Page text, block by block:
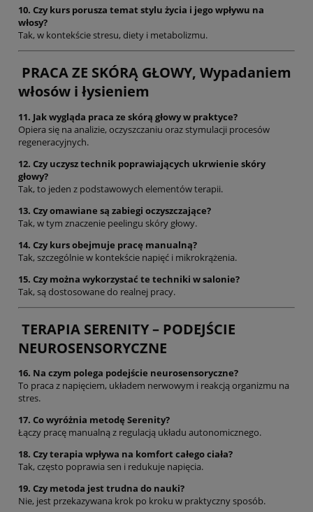
10. Czy kurs porusza temat stylu życia i jego wpływu na
włosy?
Tak, w kontekście stresu, diety i metabolizmu.
PRACA ZE SKÓRĄ GŁOWY, Wypadaniem
włosów i łysieniem
11. Jak wygląda praca ze skórą głowy w praktyce?
Opiera się na analizie, oczyszczaniu oraz stymulacji procesów
regeneracyjnych.
12. Czy uczysz technik poprawiających ukrwienie skóry
głowy?
Tak, to jeden z podstawowych elementów terapii.
13. Czy omawiane są zabiegi oczyszczające?
Tak, w tym znaczenie peelingu skóry głowy.
14. Czy kurs obejmuje pracę manualną?
Tak, szczególnie w kontekście napięć i mikrokrążenia.
15. Czy można wykorzystać te techniki w salonie?
Tak, są dostosowane do realnej pracy.
TERAPIA SERENITY – PODEJŚCIE
NEUROSENSORYCZNE
16. Na czym polega podejście neurosensoryczne?
To praca z napięciem, układem nerwowym i reakcją organizmu na
stres.
17. Co wyróżnia metodę Serenity?
Łączy pracę manualną z regulacją układu autonomicznego.
18. Czy terapia wpływa na komfort całego ciała?
Tak, często poprawia sen i redukuje napięcia.
19. Czy metoda jest trudna do nauki?
Nie, jest przekazywana krok po kroku w praktyczny sposób.